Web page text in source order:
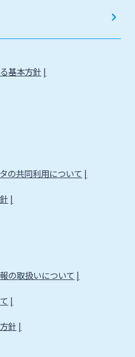
基本方針
の共同利用について
の取扱いについて
針